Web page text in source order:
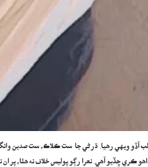
آڏو ويهي رهيا. ڌرڻي جا ست ڪلاڪ، ست صدين
ڪري ڇڏيو آهي. نعرا رڳو پوليس خلاف نه هئا، پر